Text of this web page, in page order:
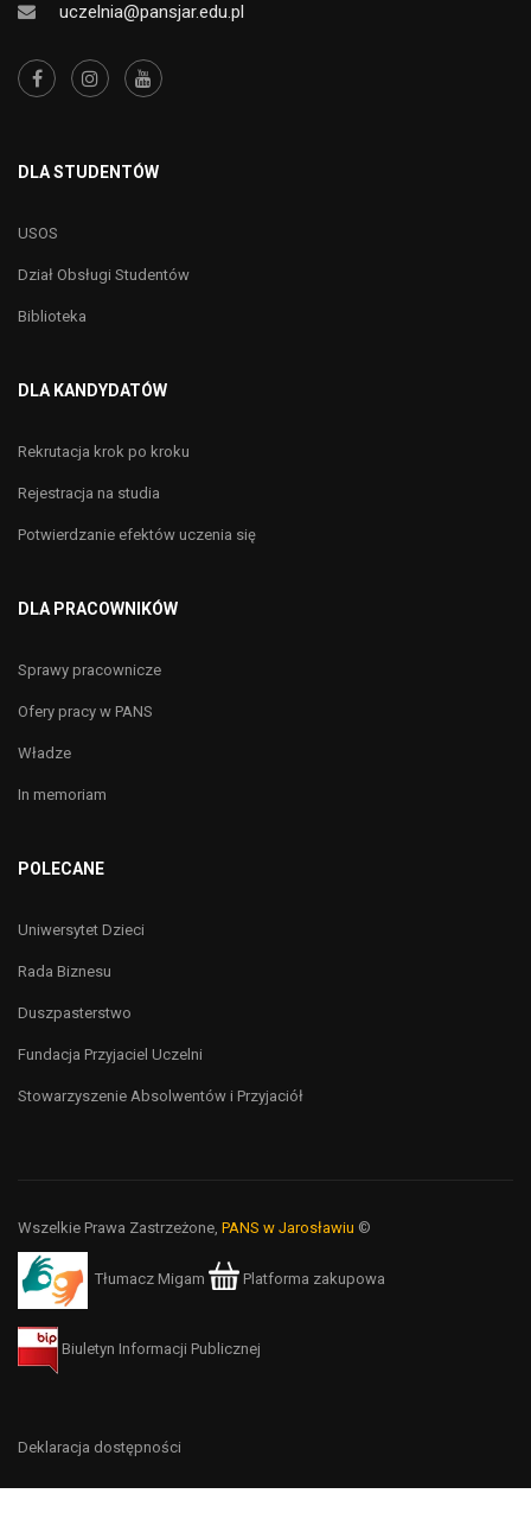
uczelnia@pansjar.edu.pl
DLA STUDENTÓW
USOS
Dział Obsługi Studentów
Biblioteka
DLA KANDYDATÓW
Rekrutacja krok po kroku
Rejestracja na studia
Potwierdzanie efektów uczenia się
DLA PRACOWNIKÓW
Sprawy pracownicze
Ofery pracy w PANS
Władze
In memoriam
POLECANE
Uniwersytet Dzieci
Rada Biznesu
Duszpasterstwo
Fundacja Przyjaciel Uczelni
Stowarzyszenie Absolwentów i Przyjaciół
Wszelkie Prawa Zastrzeżone, PANS w Jarosławiu ©
Tłumacz Migam Platforma zakupowa
Biuletyn Informacji Publicznej
Deklaracja dostępności